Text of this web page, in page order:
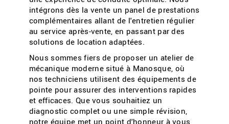
intégrons dès la vente un panel de prestations
complémentaires allant de l'entretien régulier
au service après-vente, en passant par des
solutions de location adaptées.
Nous sommes fiers de proposer un atelier de
mécanique moderne situé à Manosque, où
nos techniciens utilisent des équipements de
pointe pour assurer des interventions rapides
et efficaces. Que vous souhaitiez un
diagnostic complet ou une simple révision,
notre équipe met un point d'honneur à vous